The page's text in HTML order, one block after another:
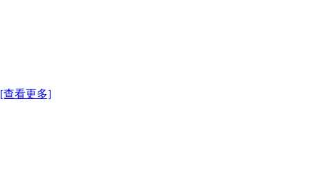
[查看更多]